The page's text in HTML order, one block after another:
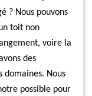
? Nous pouvons
toit non
voire la
des
domaines. Nous
possible pour